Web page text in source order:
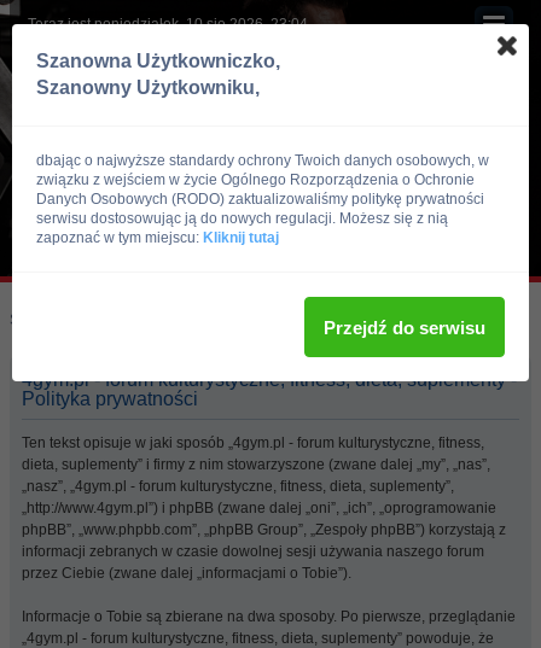
Teraz jest poniedziałek, 10 sie 2026, 23:04
Skocz do:
4gym.pl - forum kulturystyczne, fitness, dieta, suplementy -
Polityka prywatności
Ten tekst opisuje w jaki sposób „4gym.pl - forum kulturystyczne, fitness,
dieta, suplementy” i firmy z nim stowarzyszone (zwane dalej „my”, „nas”,
„nasz”, „4gym.pl - forum kulturystyczne, fitness, dieta, suplementy”,
„http://www.4gym.pl”) i phpBB (zwane dalej „oni”, „ich”, „oprogramowanie
phpBB”, „www.phpbb.com”, „phpBB Group”, „Zespoły phpBB”) korzystają z
informacji zebranych w czasie dowolnej sesji używania naszego forum
przez Ciebie (zwane dalej „informacjami o Tobie”).
Informacje o Tobie są zbierane na dwa sposoby. Po pierwsze, przeglądanie
„4gym.pl - forum kulturystyczne, fitness, dieta, suplementy” powoduje, że
Szanowna Użytkowniczko,
Szanowny Użytkowniku,
dbając o najwyższe standardy ochrony Twoich danych osobowych, w
związku z wejściem w życie Ogólnego Rozporządzenia o Ochronie
Danych Osobowych (RODO) zaktualizowaliśmy politykę prywatności
serwisu dostosowując ją do nowych regulacji. Możesz się z nią
zapoznać w tym miejscu: Kliknij tutaj
Przejdź do serwisu